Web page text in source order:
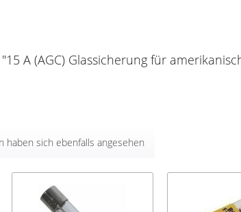
A (AGC) Glassicherung für
haben sich ebenfalls angesehen